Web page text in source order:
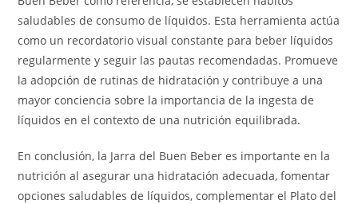
saludables de consumo de líquidos. Esta herramienta actúa
como un recordatorio visual constante para beber líquidos
regularmente y seguir las pautas recomendadas. Promueve
la adopción de rutinas de hidratación y contribuye a una
mayor conciencia sobre la importancia de la ingesta de
líquidos en el contexto de una nutrición equilibrada.
En conclusión, la Jarra del Buen Beber es importante en la
nutrición al asegurar una hidratación adecuada, fomentar
opciones saludables de líquidos, complementar el Plato del